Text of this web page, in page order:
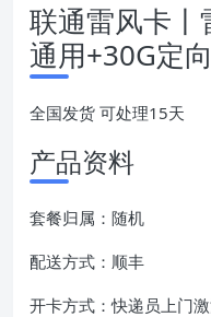
联通雷风卡丨
通用+30G定
全国发货 可处理15天
产品资料
套餐归属：随机
配送方式：顺丰
开卡方式：快递员上门